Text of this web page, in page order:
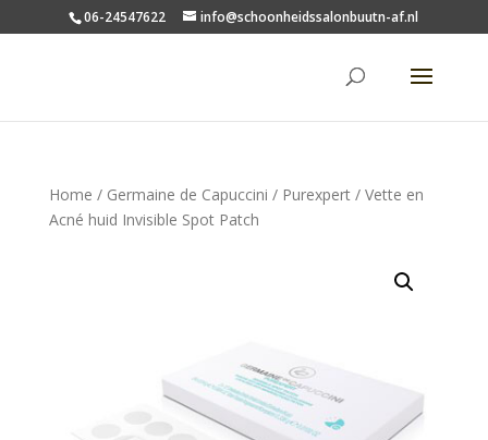
06-24547622 info@schoonheidssalonbuutn-af.nl
Home / Germaine de Capuccini / Purexpert/ Vette en
Acné huid Invisible Spot Patch